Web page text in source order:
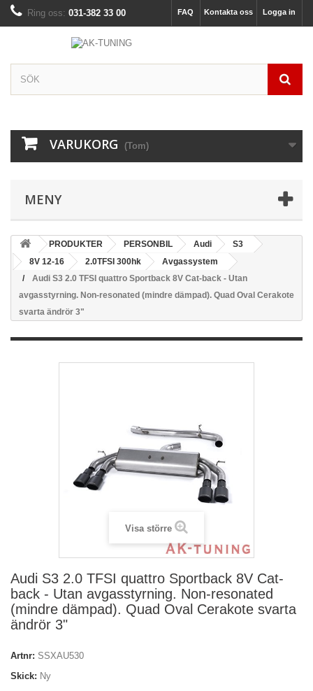
Logga in
Kontakta oss
FAQ
Ring oss: 031-382 33 00
VARUKORG (Tom)
MENY
PRODUKTER PERSONBIL Audi
S3
8V 12-16
2.0TFSI 300hk
Avgassystem
Audi S3 2.0 TFSI quattro Sportback 8V Cat-back - Utan
avgasstyrning. Non-resonated (mindre dämpad). Quad Oval Cerakote
svarta ändrör 3"
Visa större
Audi S3 2.0 TFSI quattro Sportback 8V Cat-
back - Utan avgasstyrning. Non-resonated
(mindre dämpad). Quad Oval Cerakote svarta
ändrör 3"
Artnr: SSXAU530
Skick: Ny